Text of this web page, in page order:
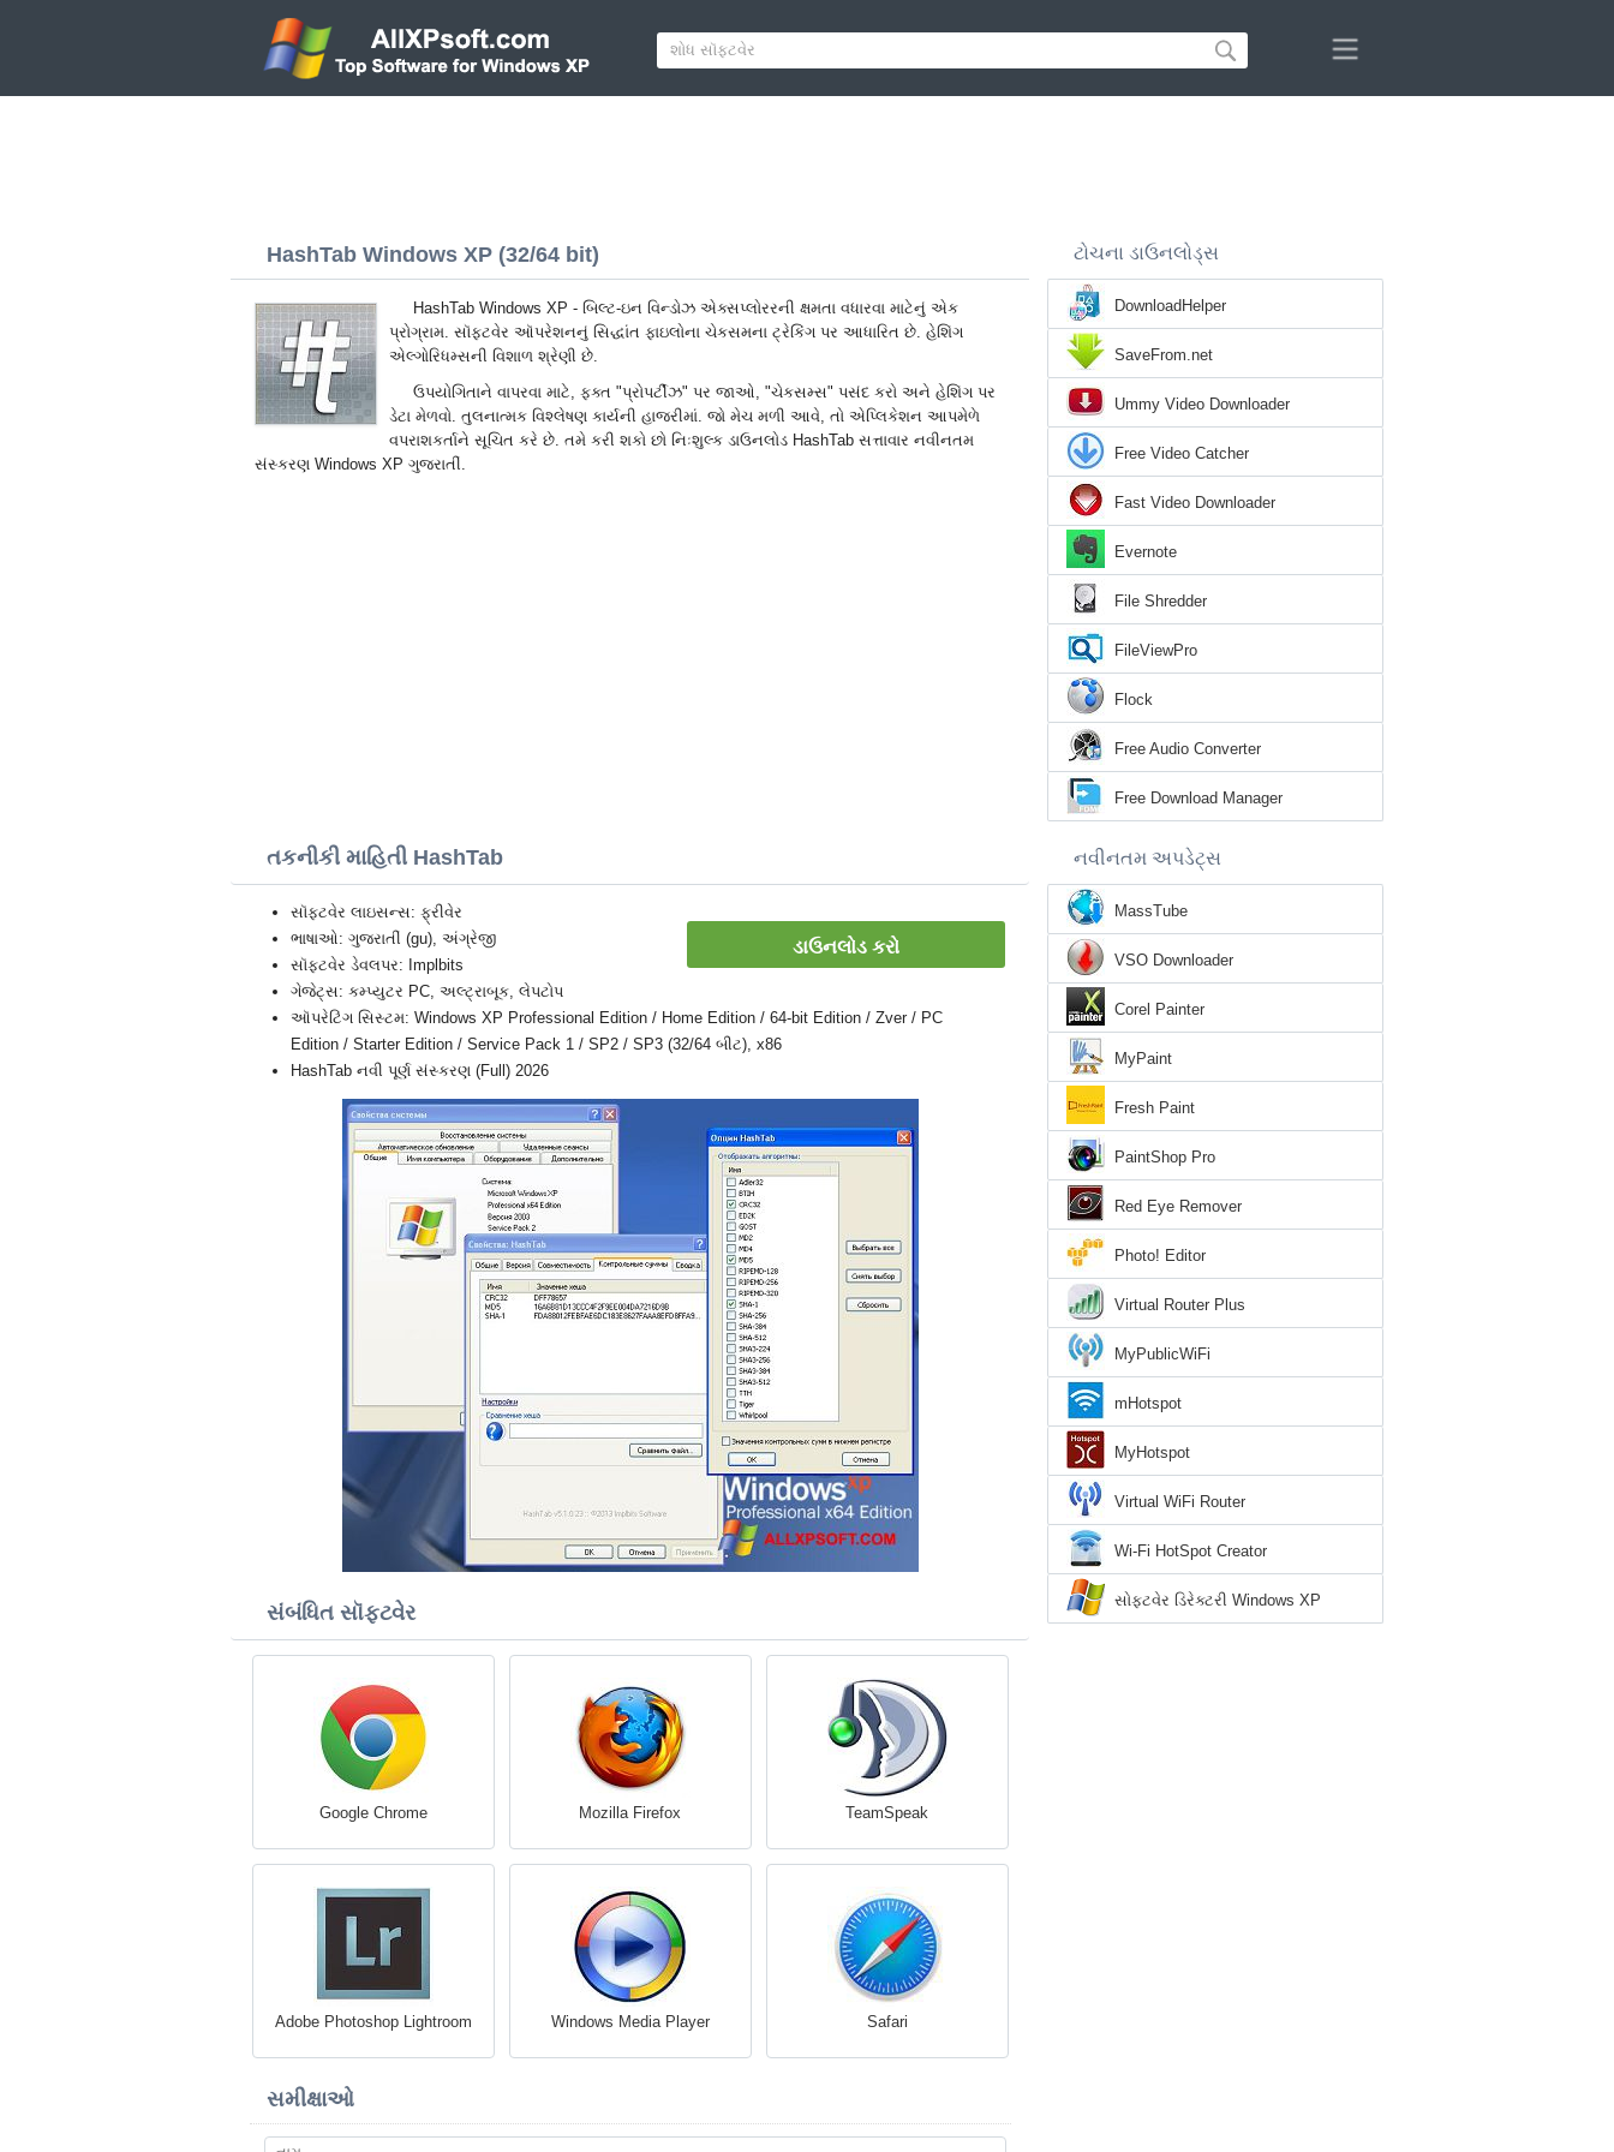
HashTab Windows XP (32/64 bit)
HashTab Windows XP - બિલ્ટ-ઇન વિન્ડોઝ એક્સપ્લોરરની ક્ષમતા વધારવા માટેનું એક
પ્રોગ્રામ. સૉફ્ટવેર ઑપરેશનનું સિદ્ધાંત ફાઇલોના ચેકસમના ટ્રેકિંગ પર આધારિત છે. હેશિંગ
એલ્ગોરિધમ્સની વિશાળ શ્રેણી છે.
ઉપયોગિતાને વાપરવા માટે, ફક્ત "પ્રોપર્ટીઝ" પર જાઓ, "ચેકસમ્સ" પસંદ કરો અને હેશિંગ પર
ડેટા મેળવો. તુલનાત્મક વિશ્લેષણ કાર્યની હાજરીમાં. જો મેચ મળી આવે, તો એપ્લિકેશન આપમેળે
વપરાશકર્તાને સૂચિત કરે છે. તમે કરી શકો છો નિઃશુલ્ક ડાઉનલોડ HashTab સત્તાવાર નવીનતમ
સંસ્કરણ Windows XP ગુજરાતીં.
તકનીકી માહિતી HashTab
ડાઉનલોડ કરો
સૉફ્ટવેર લાઇસન્સ: ફ્રીવેર
ભાષાઓ: ગુજરાતીં (gu), અંગ્રેજી
સૉફ્ટવેર ડેવલપર: Implbits
ગેજેટ્સ: કમ્પ્યુટર PC, અલ્ટ્રાબૂક, લેપટોપ
ઑપરેટિંગ સિસ્ટમ: Windows XP Professional Edition / Home Edition / 64-bit Edition / Zver / PC
Edition / Starter Edition / Service Pack 1 / SP2 / SP3 (32/64 બીટ), x86
HashTab નવી પૂર્ણ સંસ્કરણ (Full) 2026
સંબંધિત સૉફ્ટવેર
Google Chrome Mozilla Firefox TeamSpeak
Adobe Photoshop Lightroom Windows Media Player Safari
સમીક્ષાઓ
ટોચના ડાઉનલોડ્સ
DownloadHelper
SaveFrom.net
Ummy Video Downloader
Free Video Catcher
Fast Video Downloader
Evernote
File Shredder
FileViewPro
Flock
Free Audio Converter
Free Download Manager
નવીનતમ અપડેટ્સ
MassTube
VSO Downloader
Corel Painter
MyPaint
Fresh Paint
PaintShop Pro
Red Eye Remover
Photo! Editor
Virtual Router Plus
MyPublicWiFi
mHotspot
MyHotspot
Virtual WiFi Router
Wi-Fi HotSpot Creator
સોફ્ટવેર ડિરેક્ટરી Windows XP